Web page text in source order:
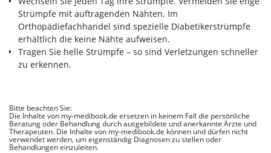
Strümpfe mit auftragenden Nähten. Im
Orthopädiefachhandel sind spezielle Diabetikerstrümpfe
erhältlich die keine Nähte aufweisen.
Tragen Sie helle Strümpfe – so sind Verletzungen schneller
zu erkennen.
Bitte beachten Sie:
Die Inhalte von my-medibook.de ersetzen in keinem Fall die persönliche
Beratung oder Behandlung durch ausgebildete und anerkannte Ärzte und
Therapeuten. Die Inhalte von my-medibook.de können und dürfen nicht
verwendet werden, um eigenständig Diagnosen zu stellen oder
Behandlungen einzuleiten.